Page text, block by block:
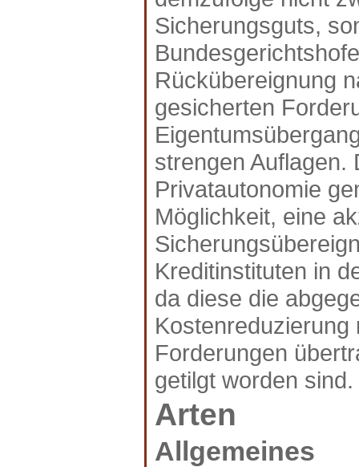
Sicherungsguts,
Rückübereignung
gesicherten
strengen Auflagen.
Privatautonomie
Möglichkeit, eine
Kreditinstituten in
da diese die
Forderungen
getilgt worden sind.
Arten
Allgemeines